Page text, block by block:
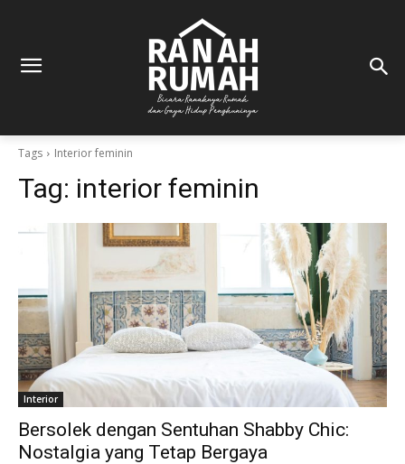
Tags Interior feminin
Tag: interior feminin
Interior
Bersolek dengan Sentuhan Shabby Chic:
Nostalgia yang Tetap Bergaya